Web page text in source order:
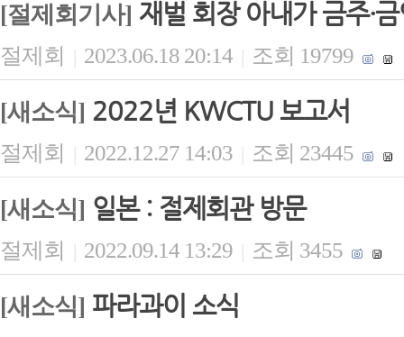
[절제회기사] 재벌 회장 아내가 금주·
절제회 | 2023.06.18 20:14 | 조회 19799
[새소식] 2022년 KWCTU 보고서
절제회 | 2022.12.27 14:03 | 조회 23445
[새소식] 일본 : 절제회관 방문
절제회 | 2022.09.14 13:29 | 조회 3455
[새소식] 파라과이 소식